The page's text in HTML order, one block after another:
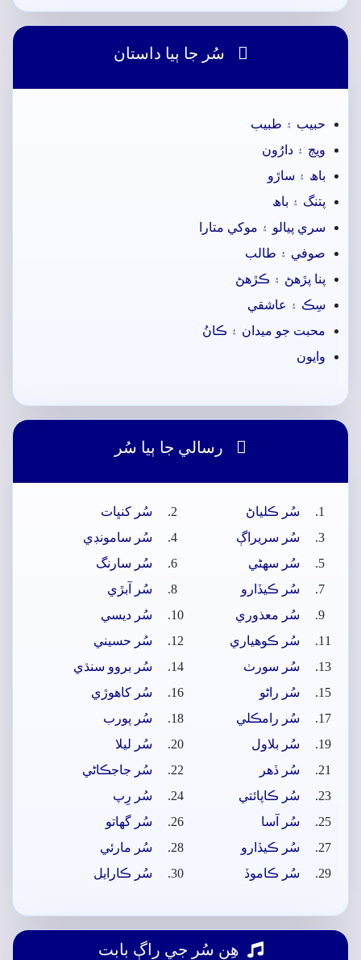
 سُر جا ٻيا داستان
حبيب ۽ طبيب
ويڄ ۽ دارُون
باھ ۽ ساڙو
پتنگ ۽ باھ
سري پيالو ۽ موکي متارا
صوفي ۽ طالب
پنا پڙهڻ ۽ ڪڙهڻ
سِڪ ۽ عاشقي
محبت جو ميدان ۽ ڪانُ
وايون
 رسالي جا ٻيا سُر
سُر ڪلياڻ
سُر کنڀات
سُر سريراڳ
سُر سامونڊي
سُر سھڻي
سُر سارنگ
سُر ڪيڏارو
سُر آبڙي
سُر معذوري
سُر ديسي
سُر ڪوھياري
سُر حسيني
سُر سورٺ
سُر بروو سنڌي
سُر راڻو
سُر کاھوڙي
سُر رامڪلي
سُر پورب
سُر بلاول
سُر ليلا
سُر ڏھر
سُر جاجڪاڻي
سُر ڪاپائتي
سُر رِپ
سُر آسا
سُر گهاتو
سُر ڪيڏارو
سُر مارئي
سُر ڪاموڏ
سُر ڪارايل
ھِن سُر جي راڳ بابت